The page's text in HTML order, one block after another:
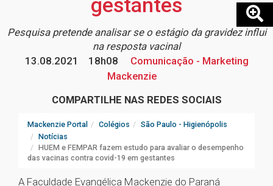
gestantes
Pesquisa pretende analisar se o estágio da gravidez influi
na resposta vacinal
13.08.2021
18h08
Comunicação - Marketing
Mackenzie
COMPARTILHE NAS REDES SOCIAIS
Mackenzie Portal Colégios
São Paulo - Higienópolis
Notícias
HUEM e FEMPAR fazem estudo para avaliar o desempenho
das vacinas contra covid-19 em gestantes
A Faculdade Evangélica Mackenzie do Paraná